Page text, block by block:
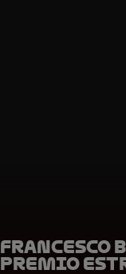
Francesco
Premio